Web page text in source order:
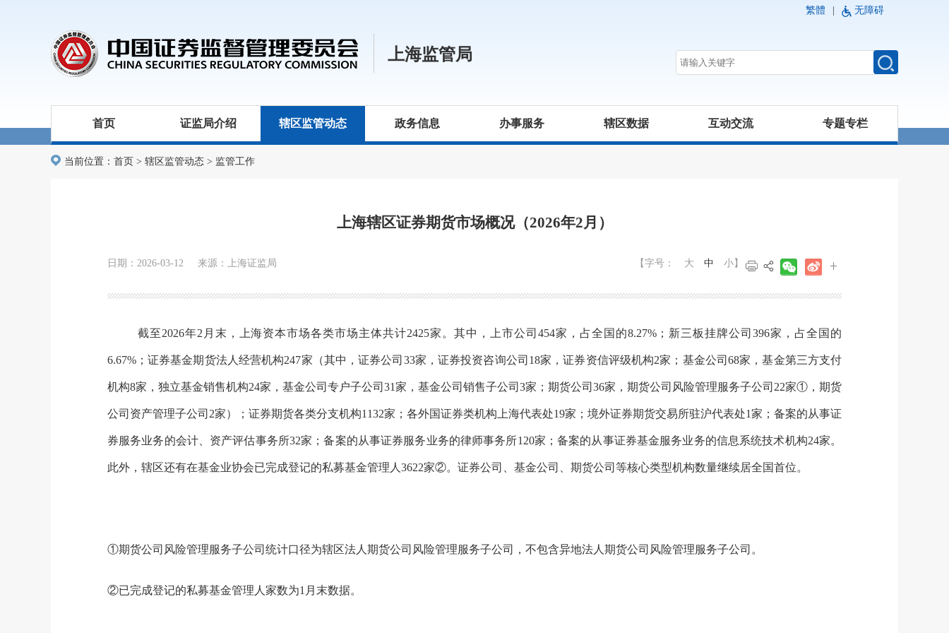
繁體 无障碍
上海监管局
首页 证监局介绍 辖区监管动态 政务信息 办事服务 辖区数据 互动交流 专题专栏
当前位置： 首页 > 辖区监管动态 > 监管工作
上海辖区证券期货市场概况（2026年2月）
日期：2026-03-12 来源：上海证监局 【字号： 大 中 小 】
截至2026年2月末，上海资本市场各类市场主体共计2425家。其中，上市公司454家，占全国的8.27%；新三板挂牌公司396家，占全国的
6.67%；证券基金期货法人经营机构247家（其中，证券公司33家，证券投资咨询公司18家，证券资信评级机构2家；基金公司68家，基金第三方支付
机构8家，独立基金销售机构24家，基金公司专户子公司31家，基金公司销售子公司3家；期货公司36家，期货公司风险管理服务子公司22家①，期货
公司资产管理子公司2家）；证券期货各类分支机构1132家；各外国证券类机构上海代表处19家；境外证券期货交易所驻沪代表处1家；备案的从事证
券服务业务的会计、资产评估事务所32家；备案的从事证券服务业务的律师事务所120家；备案的从事证券基金服务业务的信息系统技术机构24家。
此外，辖区还有在基金业协会已完成登记的私募基金管理人3622家②。证券公司、基金公司、期货公司等核心类型机构数量继续居全国首位。
①期货公司风险管理服务子公司统计口径为辖区法人期货公司风险管理服务子公司，不包含异地法人期货公司风险管理服务子公司。
②已完成登记的私募基金管理人家数为1月末数据。